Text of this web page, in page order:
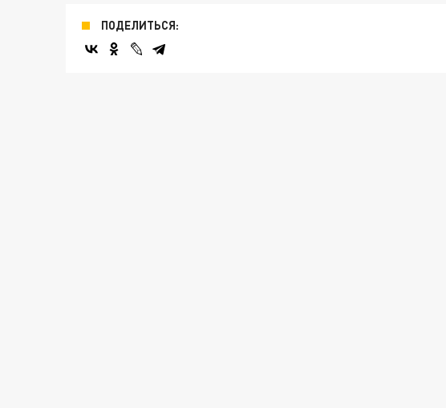
ПОДЕЛИТЬСЯ: